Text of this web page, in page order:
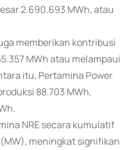
2.690.693 MWh, atau
memberikan kontribusi
MWh atau melampaui
itu, Pertamina Power
88.703 MWh,
NRE secara kumulatif
meningkat signifikan